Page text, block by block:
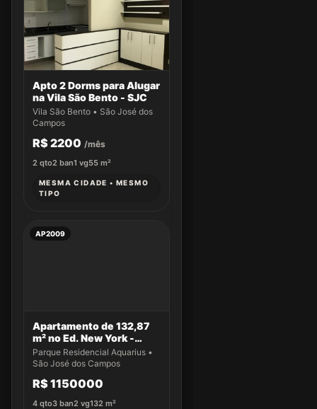
Apto 2 Dorms para Alugar
na Vila São Bento - SJC
Vila São Bento • São José dos
Campos
R$ 2200 /mês
2 qto2 ban1 vg55 m²
MESMA CIDADE • MESMO
TIPO
AP2009
Apartamento de 132,87
m² no Ed. New York -
Apto 14
Parque Residencial Aquarius •
São José dos Campos
R$ 1150000
4 qto3 ban2 vg132 m²